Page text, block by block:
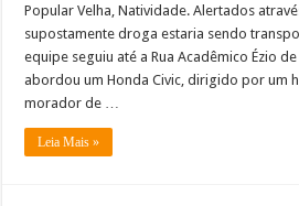
Popular Velha, Natividade. Alertados
supostamente droga estaria sendo
equipe seguiu até a Rua Acadêmico Ézio
abordou um Honda Civic, dirigido por um
morador de …
Leia Mais »